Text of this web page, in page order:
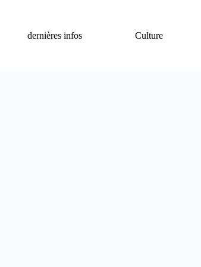
dernières infos
Culture